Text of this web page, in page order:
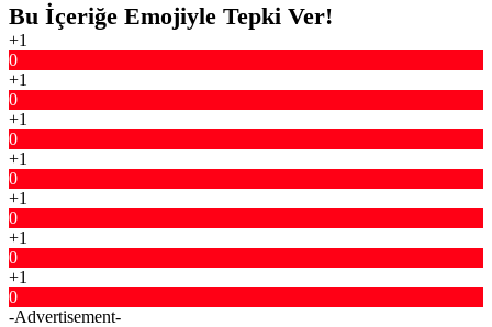
Bu İçeriğe Emojiyle Tepki Ver!
+1
0
+1
0
+1
0
+1
0
+1
0
+1
0
+1
0
-Advertisement-